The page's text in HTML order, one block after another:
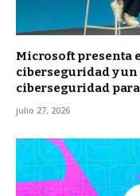
Microsoft presenta
ciberseguridad y un
ciberseguridad
julio 27, 2026